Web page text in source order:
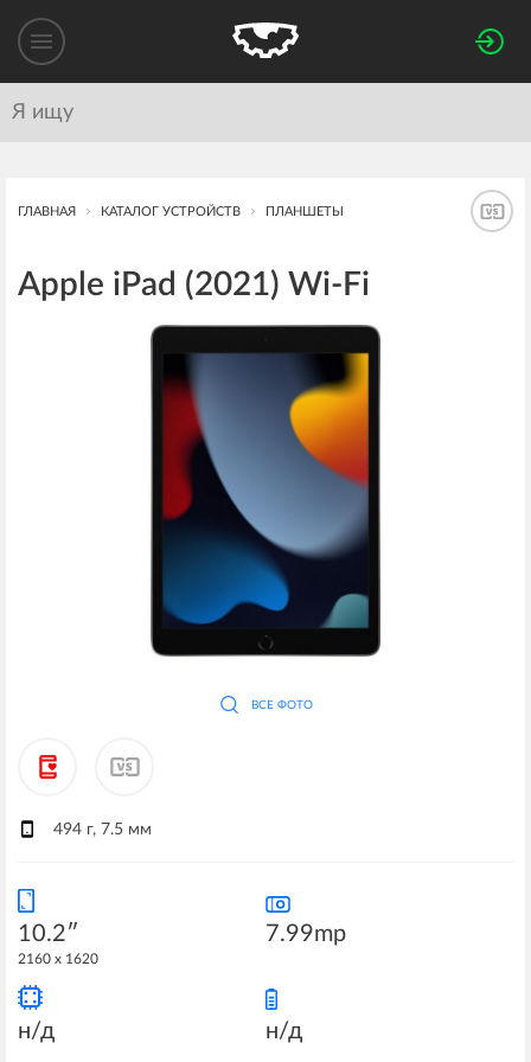
ГЛАВНАЯ КАТАЛОГ УСТРОЙСТВ ПЛАНШЕТЫ
Apple iPad (2021) Wi-Fi
ВСЕ ФОТО
494 г, 7.5 мм
10.2″
2160 x 1620
7.99mp
н/д н/д